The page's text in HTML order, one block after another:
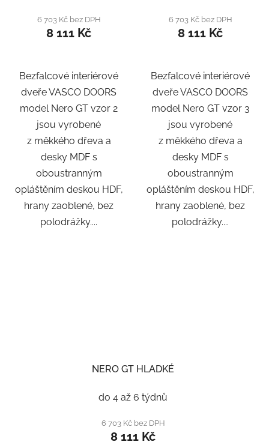
6 703 Kč bez DPH
8 111 Kč
Bezfalcové interiérové
dveře VASCO DOORS
model Nero GT vzor 2
jsou vyrobené
z měkkého dřeva a
desky MDF s
oboustranným
opláštěním deskou HDF,
hrany zaoblené, bez
polodrážky....
6 703 Kč bez DPH
8 111 Kč
Bezfalcové interiérové
dveře VASCO DOORS
model Nero GT vzor 3
jsou vyrobené
z měkkého dřeva a
desky MDF s
oboustranným
opláštěním deskou HDF,
hrany zaoblené, bez
polodrážky....
NERO GT HLADKÉ
do 4 až 6 týdnů
6 703 Kč bez DPH
8 111 Kč